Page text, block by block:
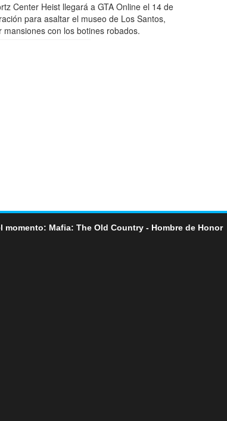
Center Heist llegará a GTA Online el 14 de
para asaltar el museo de Los Santos,
con los botines robados.
momento: Mafia: The Old Country - Hombre de Honor